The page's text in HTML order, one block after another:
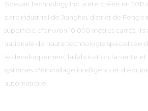
Boevan Technology Inc. a été créée en 2012
parc industriel de Jianghai, district de
superficie d'environ 10 000 mètres carrés, il
nationale de haute technologie spécialisée
le développement, la fabrication, la vente et
systèmes d'emballage intelligents et
automatique.